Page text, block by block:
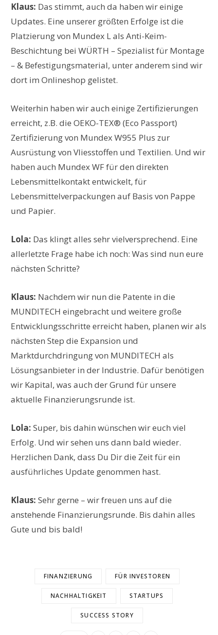
Klaus: Das stimmt, auch da haben wir einige
Updates. Eine unserer größten Erfolge ist die
Platzierung von Mundex L als Anti-Keim-
Beschichtung bei WÜRTH – Spezialist für Montage
– & Befestigungsmaterial, unter anderem sind wir
dort im Onlineshop gelistet.
Weiterhin haben wir auch einige Zertifizierungen
erreicht, z.B. die OEKO-TEX® (Eco Passport)
Zertifizierung von Mundex W955 Plus zur
Ausrüstung von Vliesstoffen und Textilien. Und wir
haben auch Mundex WF für den direkten
Lebensmittelkontakt entwickelt, für
Lebensmittelverpackungen auf Basis von Pappe
und Papier.
Lola: Das klingt alles sehr vielversprechend. Eine
allerletzte Frage habe ich noch: Was sind nun eure
nächsten Schritte?
Klaus: Nachdem wir nun die Patente in die
MUNDITECH eingebracht und weitere große
Entwicklungsschritte erreicht haben, planen wir als
nächsten Step die Expansion und
Marktdurchdringung von MUNDITECH als
Lösungsanbieter in der Industrie. Dafür benötigen
wir Kapital, was auch der Grund für unsere
aktuelle Finanzierungsrunde ist.
Lola: Super, bis dahin wünschen wir euch viel
Erfolg. Und wir sehen uns dann bald wieder.
Herzlichen Dank, dass Du Dir die Zeit für ein
ausführliches Update genommen hast.
Klaus: Sehr gerne – wir freuen uns auf die
anstehende Finanzierungsrunde. Bis dahin alles
Gute und bis bald!
FINANZIERUNG FÜR INVESTOREN
NACHHALTIGKEIT STARTUPS
SUCCESS STORY